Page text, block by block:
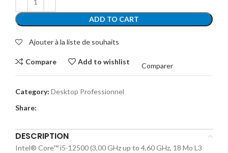
ADD TO CART
Ajouter à la liste de souhaits
Compare Add to wishlist
Comparer
Category: Desktop Professionnel
Share:
DESCRIPTION
Intel® Core™ i5-12500 (3,00 GHz up to 4,60 GHz, 18 Mo L3